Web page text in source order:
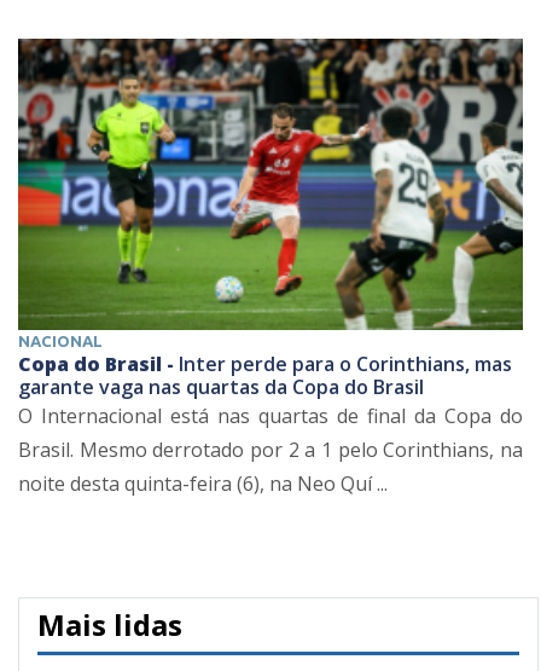
NACIONAL
Copa do Brasil - Inter perde para o Corinthians, mas
garante vaga nas quartas da Copa do Brasil
O Internacional está nas quartas de final da Copa do
Brasil. Mesmo derrotado por 2 a 1 pelo Corinthians, na
noite desta quinta-feira (6), na Neo Quí ...
Mais lidas